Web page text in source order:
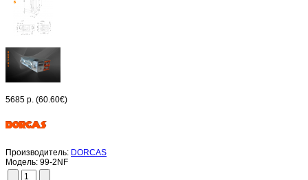
5685 р. (60.60€)
Производитель: DORCAS
Модель: 99-2NF